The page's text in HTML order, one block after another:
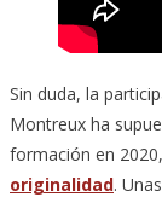
Sin duda, la
Montreux ha
formación en
originalidad.